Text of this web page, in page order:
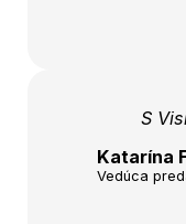
S
Katarína
Vedúca